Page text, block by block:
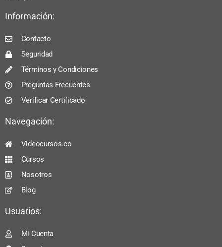
Información:
Contacto
Seguridad
Términos y Condiciones
Preguntas Frecuentes
Verificar Certificado
Navegación:
Videocursos.co
Cursos
Nosotros
Blog
Usuarios:
Mi Cuenta